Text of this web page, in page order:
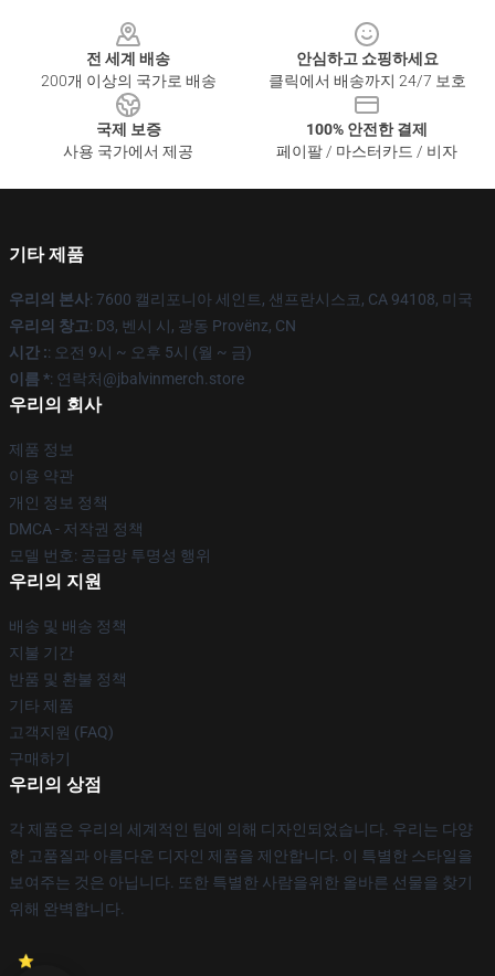
전 세계 배송
200개 이상의 국가로 배송
안심하고 쇼핑하세요
클릭에서 배송까지 24/7 보호
국제 보증
사용 국가에서 제공
100% 안전한 결제
페이팔 / 마스터카드 / 비자
기타 제품
우리의 본사: 7600 캘리포니아 세인트, 샌프란시스코, CA 94108, 미국
우리의 창고: D3, 벤시 시, 광동 Provënz, CN
시간 :: 오전 9시 ~ 오후 5시 (월 ~ 금)
이름 *: 연락처@jbalvinmerch.store
우리의 회사
제품 정보
이용 약관
개인 정보 정책
DMCA - 저작권 정책
모델 번호: 공급망 투명성 행위
우리의 지원
배송 및 배송 정책
지불 기간
반품 및 환불 정책
기타 제품
고객지원 (FAQ)
구매하기
우리의 상점
각 제품은 우리의 세계적인 팀에 의해 디자인되었습니다. 우리는 다양
한 고품질과 아름다운 디자인 제품을 제안합니다. 이 특별한 스타일을
보여주는 것은 아닙니다. 또한 특별한 사람을위한 올바른 선물을 찾기
위해 완벽합니다.